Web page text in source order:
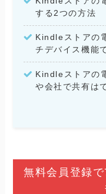
する2つの方法
Kindleストアの
チデバイス機能
Kindleストアの
や会社で共有は
無料会員登録